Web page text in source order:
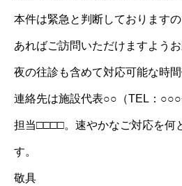
本件は緊急と判断しております
あればご訪問いただけますよう
夜の往診も含めて対応可能な時
連絡先は施設代表○○（TEL：
担当□□□□。速やかなご対応を何
す。
敬具